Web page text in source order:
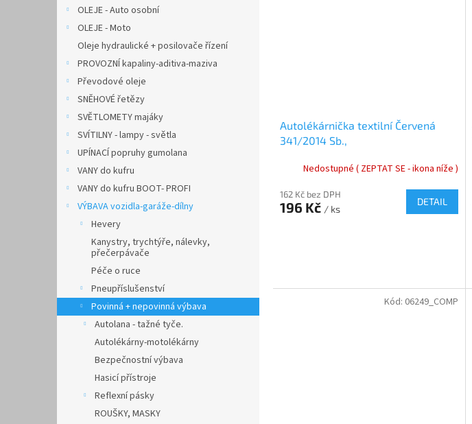
OLEJE - Auto osobní
OLEJE - Moto
Oleje hydraulické + posilovače řízení
PROVOZNÍ kapaliny-aditiva-maziva
Převodové oleje
SNĚHOVÉ řetězy
SVĚTLOMETY majáky
SVÍTILNY - lampy - světla
UPÍNACÍ popruhy gumolana
VANY do kufru
VANY do kufru BOOT- PROFI
VÝBAVA vozidla-garáže-dílny
Hevery
Kanystry, trychtýře, nálevky,
přečerpávače
Péče o ruce
Pneupříslušenství
Povinná + nepovinná výbava
Autolana - tažné tyče.
Autolékárny-motolékárny
Bezpečnostní výbava
Hasicí přístroje
Reflexní pásky
ROUŠKY, MASKY
Autolékárnička textilní Červená
341/2014 Sb.,
Nedostupné ( ZEPTAT SE - ikona níže )
162 Kč bez DPH
196 Kč / ks
DETAIL
Kód: 06249_COMP